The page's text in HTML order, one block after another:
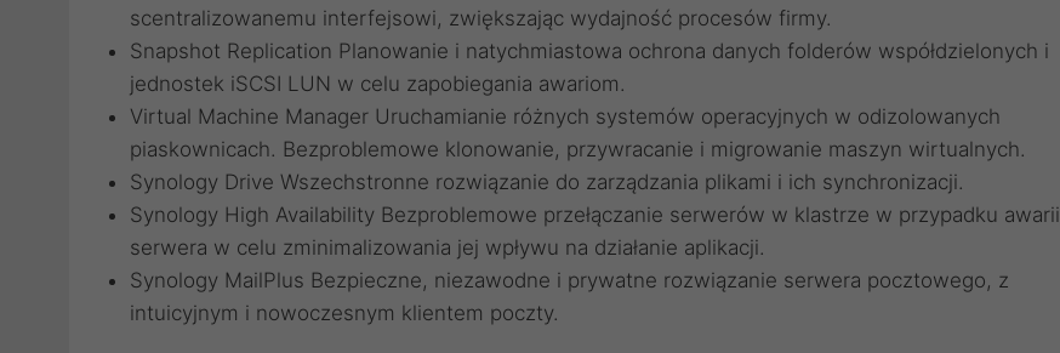
scentralizowanemu interfejsowi, zwiększając wydajność procesów firmy.
Snapshot Replication Planowanie i natychmiastowa ochrona danych folderów współdzielonych i
jednostek iSCSI LUN w celu zapobiegania awariom.
Virtual Machine Manager Uruchamianie różnych systemów operacyjnych w odizolowanych
piaskownicach. Bezproblemowe klonowanie, przywracanie i migrowanie maszyn wirtualnych.
Synology Drive Wszechstronne rozwiązanie do zarządzania plikami i ich synchronizacji.
Synology High Availability Bezproblemowe przełączanie serwerów w klastrze w przypadku awarii
serwera w celu zminimalizowania jej wpływu na działanie aplikacji.
Synology MailPlus Bezpieczne, niezawodne i prywatne rozwiązanie serwera pocztowego, z
intuicyjnym i nowoczesnym klientem poczty.